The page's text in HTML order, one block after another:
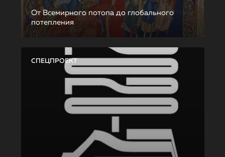
От Всемирного потопа до глобального
потепления
СПЕЦПРОЕКТ